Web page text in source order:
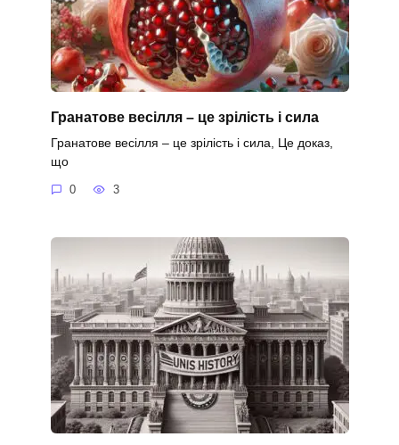
Гранатове весілля – це зрілість і сила
Гранатове весілля – це зрілість і сила, Це доказ,
що
0 3